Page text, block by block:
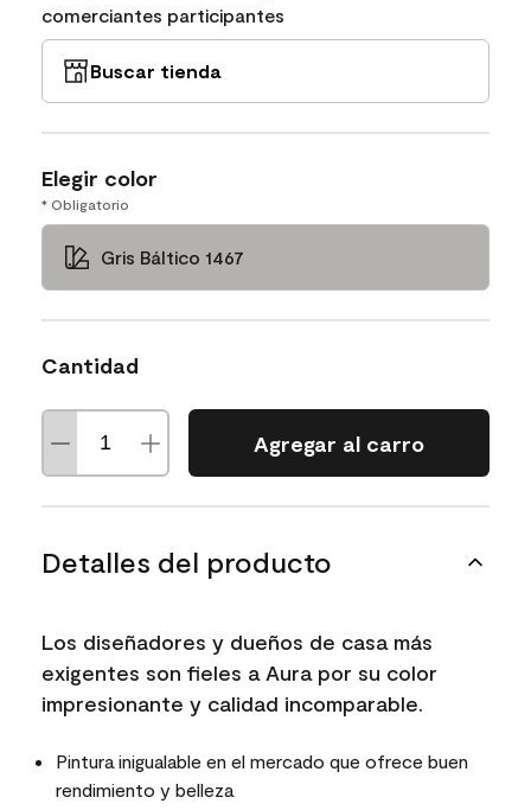
comerciantes participantes
Buscar tienda
Elegir color
* Obligatorio
Gris Báltico 1467
Cantidad
Agregar al carro
Detalles del producto
Los diseñadores y dueños de casa más
exigentes son fieles a Aura por su color
impresionante y calidad incomparable.
Pintura inigualable en el mercado que ofrece buen
rendimiento y belleza